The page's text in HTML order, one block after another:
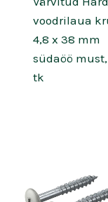
voodrilaua
4,8 x 38 mm
südaöö
tk